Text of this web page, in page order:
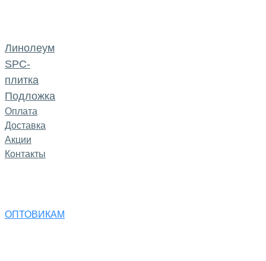
Линолеум
SPC-
плитка
Подложка
Оплата
Доставка
Акции
Контакты
ОПТОВИКАМ